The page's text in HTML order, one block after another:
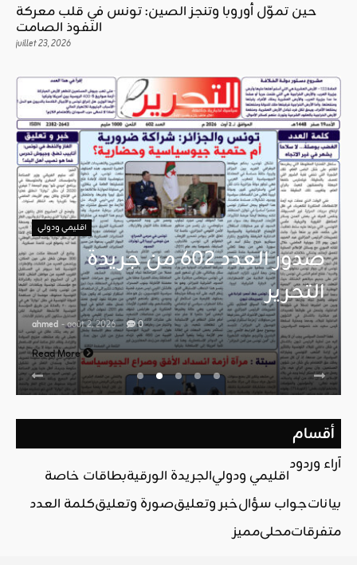
حين تموّل أوروبا وتنجز الصين: تونس في قلب معركة
النفوذ الصامت
juillet 23, 2026
اقليمي ودولي
صدور العدد 602 من جريدة
التحرير
ahmed - août 2, 2026 0
Read More
أقسام
آراء وردود
اقليمي ودوليالجريدة الورقيةبطاقات خاصة
بياناتجواب سؤالخبر وتعليقصورة وتعليقكلمة العدد
متفرقاتمحليمميز